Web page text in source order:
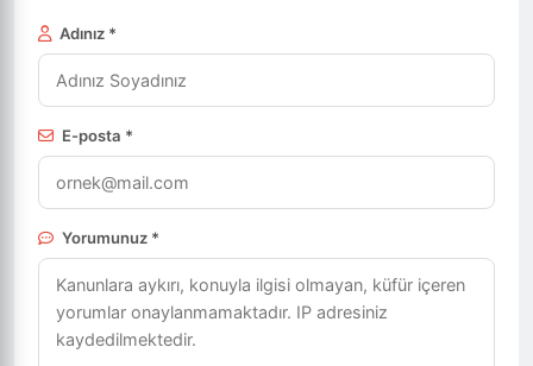
Adınız *
E-posta *
Yorumunuz *